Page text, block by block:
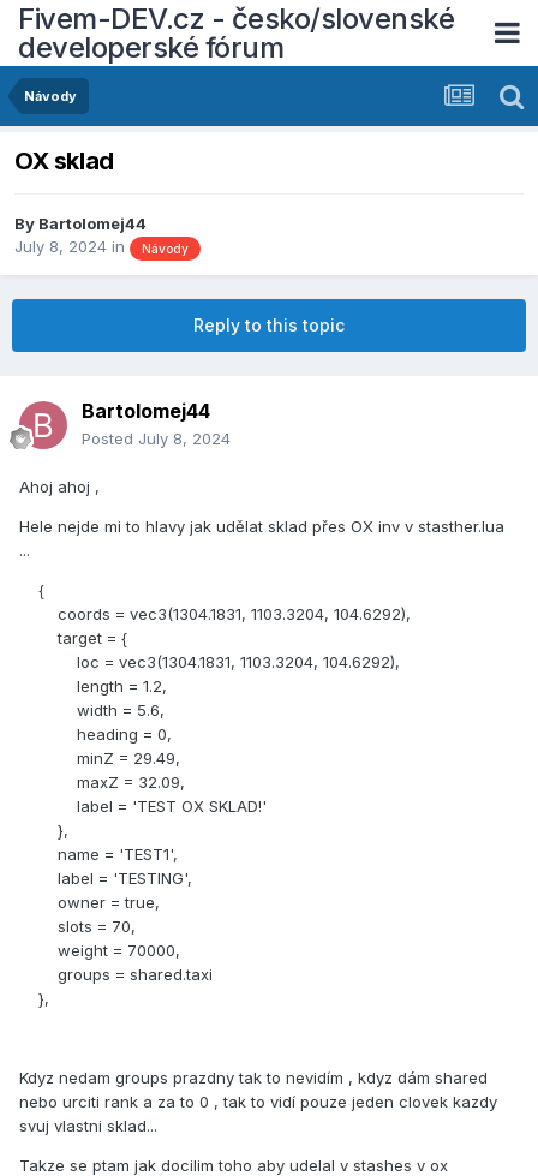
Fivem-DEV.cz - česko/slovenské
developerské fórum
Návody
OX sklad
By Bartolomej44
July 8, 2024 in Návody
Reply to this topic
Bartolomej44
Posted July 8, 2024
Ahoj ahoj ,
Hele nejde mi to hlavy jak udělat sklad přes OX inv v stasther.lua
...
{
coords = vec3(1304.1831, 1103.3204, 104.6292),
target = {
loc = vec3(1304.1831, 1103.3204, 104.6292),
length = 1.2,
width = 5.6,
heading = 0,
minZ = 29.49,
maxZ = 32.09,
label = 'TEST OX SKLAD!'
},
name = 'TEST1',
label = 'TESTING',
owner = true,
slots = 70,
weight = 70000,
groups = shared.taxi
},
Kdyz nedam groups prazdny tak to nevidím , kdyz dám shared
nebo urciti rank a za to 0 , tak to vidí pouze jeden clovek kazdy
svuj vlastni sklad...
Takze se ptam jak docilim toho aby udelal v stashes v ox